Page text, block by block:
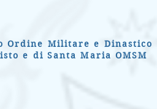
Ordine Militare e Dinastico
e di Santa Maria OMSM